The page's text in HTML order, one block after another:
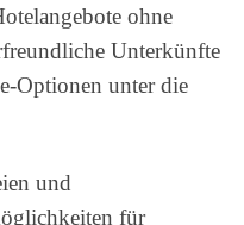
ohne
Unterkünfte
Optionen unter die
und
für